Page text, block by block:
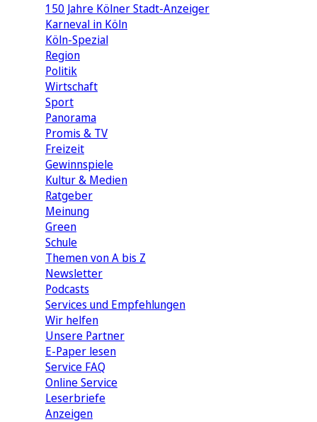
150 Jahre Kölner Stadt-Anzeiger
Karneval in Köln
Köln-Spezial
Region
Politik
Wirtschaft
Sport
Panorama
Promis & TV
Freizeit
Gewinnspiele
Kultur & Medien
Ratgeber
Meinung
Green
Schule
Themen von A bis Z
Newsletter
Podcasts
Services und Empfehlungen
Wir helfen
Unsere Partner
E-Paper lesen
Service FAQ
Online Service
Leserbriefe
Anzeigen